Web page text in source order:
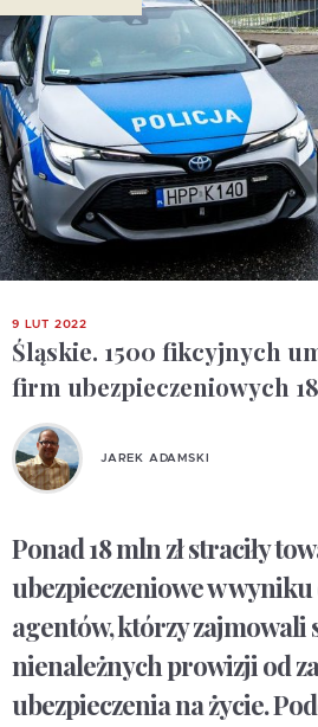
9 LUT 2022
Śląskie. 1500 fikcyjnych
firm ubezpieczeniowych
JAREK ADAMSKI
Ponad 18 mln zł straciły
ubezpieczeniowe w wyniku
agentów, którzy zajmowali
nienależnych prowizji od
ubezpieczenia na życie.